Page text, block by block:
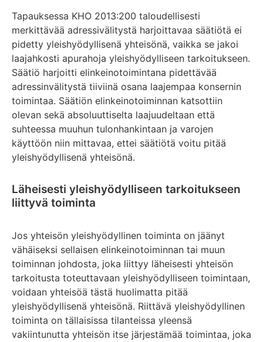
Tapauksessa KHO 2013:200 taloudellisesti
merkittävää adressivälitystä harjoittavaa säätiötä ei
pidetty yleishyödyllisenä yhteisönä, vaikka se jakoi
laajahkosti apurahoja yleishyödylliseen tarkoitukseen.
Säätiö harjoitti elinkeinotoimintana pidettävää
adressinvälitystä tiiviinä osana laajempaa konsernin
toimintaa. Säätiön elinkeinotoiminnan katsottiin
olevan sekä absoluuttiselta laajuudeltaan että
suhteessa muuhun tulonhankintaan ja varojen
käyttöön niin mittavaa, ettei säätiötä voitu pitää
yleishyödyllisenä yhteisönä.
Läheisesti yleishyödylliseen tarkoitukseen
liittyvä toiminta
Jos yhteisön yleishyödyllinen toiminta on jäänyt
vähäiseksi sellaisen elinkeinotoiminnan tai muun
toiminnan johdosta, joka liittyy läheisesti yhteisön
tarkoitusta toteuttavaan yleishyödylliseen toimintaan,
voidaan yhteisöä tästä huolimatta pitää
yleishyödyllisenä yhteisönä. Riittävä yleishyödyllinen
toiminta on tällaisissa tilanteissa yleensä
vakiintunutta yhteisön itse järjestämää toimintaa, joka